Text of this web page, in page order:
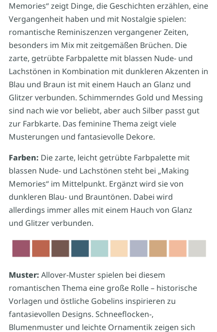
Memories“ zeigt Dinge, die Geschichten erzählen, eine
Vergangenheit haben und mit Nostalgie spielen:
romantische Reminiszenzen vergangener Zeiten,
besonders im Mix mit zeitgemäßen Brüchen. Die
zarte, getrübte Farbpalette mit blassen Nude- und
Lachstönen in Kombination mit dunkleren Akzenten in
Blau und Braun ist mit einem Hauch an Glanz und
Glitzer verbunden. Schimmerndes Gold und Messing
sind nach wie vor beliebt, aber auch Silber passt gut
zur Farbkarte. Das feminine Thema zeigt viele
Musterungen und fantasievolle Dekore.
Farben: Die zarte, leicht getrübte Farbpalette mit
blassen Nude- und Lachstönen steht bei „Making
Memories“ im Mittelpunkt. Ergänzt wird sie von
dunkleren Blau- und Brauntönen. Dabei wird
allerdings immer alles mit einem Hauch von Glanz
und Glitzer verbunden.
Muster: Allover-Muster spielen bei diesem
romantischen Thema eine große Rolle – historische
Vorlagen und östliche Gobelins inspirieren zu
fantasievollen Designs. Schneeflocken-,
Blumenmuster und leichte Ornamentik zeigen sich